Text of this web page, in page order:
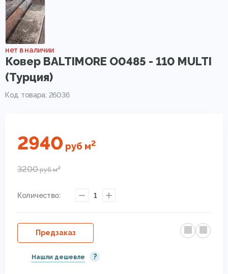
нет в наличии
Ковер BALTIMORE O0485 - 110 MULTI
(Турция)
Код товара: 26036
2940 руб м2
3200рубм2
Количество: 1
Предзаказ
Нашли дешевле ?